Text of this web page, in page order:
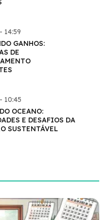
14:59
GANHOS:
DE
10:45
OCEANO:
E DESAFIOS DA
SUSTENTÁVEL